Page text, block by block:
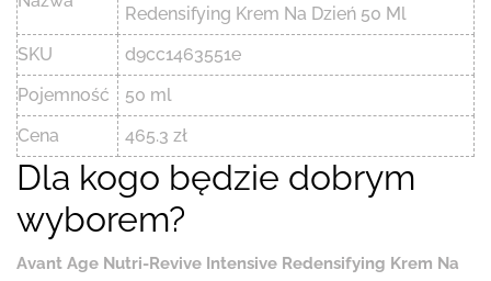
Redensifying Krem Na Dzień 50 Ml
SKU
d9cc1463551e
Pojemność
50 ml
Cena
465.3 zł
Dla kogo będzie dobrym
wyborem?
Avant Age Nutri-Revive Intensive Redensifying Krem Na